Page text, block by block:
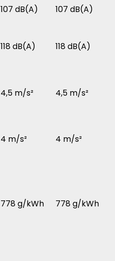
107 dB(A) 107 dB(A)
118 dB(A) 118 dB(A)
4,5 m/s² 4,5 m/s²
4 m/s² 4 m/s²
778 g/kWh 778 g/kWh